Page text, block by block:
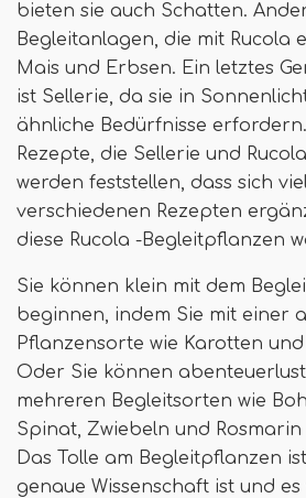
bieten sie auch Schatten.
Begleitanlagen, die mit Rucola
Mais und Erbsen. Ein letztes
ist Sellerie, da sie in
ähnliche Bedürfnisse
Rezepte, die Sellerie und
werden feststellen, dass sich
verschiedenen Rezepten
diese Rucola -Begleitpflanzen
Sie können klein mit dem
beginnen, indem Sie mit einer
Pflanzensorte wie Karotten
Oder Sie können
mehreren Begleitsorten wie
Spinat, Zwiebeln und
Das Tolle am Begleitpflanzen
genaue Wissenschaft ist und es